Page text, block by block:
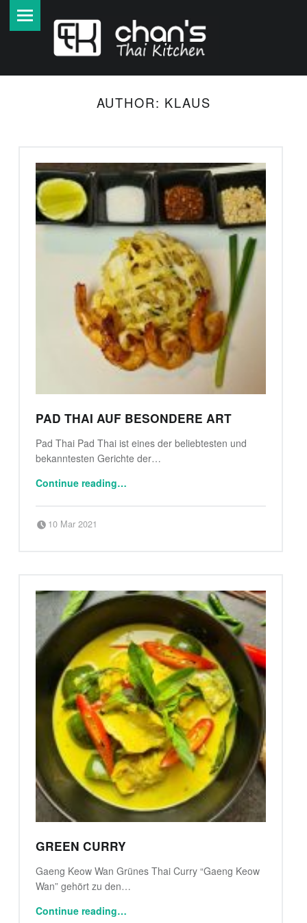
H
S
C
H
E
T
H
A
I
L
Ä
N
D
I
S
C
E
Betriebsferien vom 03.08. bis 11.08. Ab dem 12.08 sind wir wieder für Sie da.
AUTHOR: KLAUS
PAD THAI AUF BESONDERE ART
Pad Thai Pad Thai ist eines der beliebtesten und
bekanntesten Gerichte der…
Continue reading…
10 Mar 2021
GREEN CURRY
Gaeng Keow Wan Grünes Thai Curry “Gaeng Keow
Wan” gehört zu den…
Continue reading…